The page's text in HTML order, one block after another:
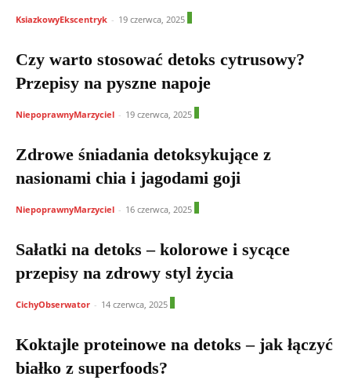
KsiazkowyEkscentryk - 19 czerwca, 2025
Czy warto stosować detoks cytrusowy?
Przepisy na pyszne napoje
NiepoprawnyMarzyciel - 19 czerwca, 2025
Zdrowe śniadania detoksykujące z
nasionami chia i jagodami goji
NiepoprawnyMarzyciel - 16 czerwca, 2025
Sałatki na detoks – kolorowe i sycące
przepisy na zdrowy styl życia
CichyObserwator - 14 czerwca, 2025
Koktajle proteinowe na detoks – jak łączyć
białko z superfoods?